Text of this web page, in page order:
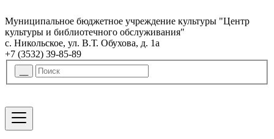
Муниципальное бюджетное учреждение культуры "Центр
культуры и библиотечного обслуживания"
с. Никольское, ул. В.Т. Обухова, д. 1а
+7 (3532) 39-85-89